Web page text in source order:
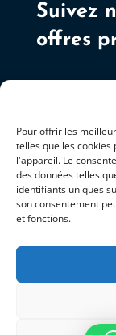
Pour offrir les
telles que les
l'appareil. Le
des données telles
identifiants uniques
son consentement
et fonctions.
Suivez
offres